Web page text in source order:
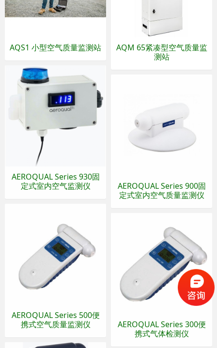
AQS1 小型空气质量监测站
AQM 65紧凑型空气质量监
测站
AEROQUAL Series 930固
定式室内空气监测仪
AEROQUAL Series 900固
定式室内空气质量监测仪
AEROQUAL Series 500便
携式空气质量监测仪
AEROQUAL Series 300便
携式气体检测仪